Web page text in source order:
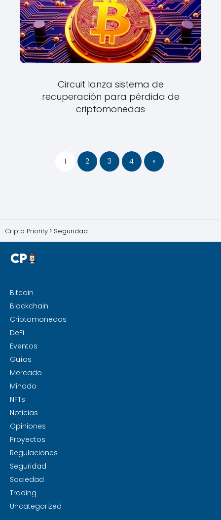
Circuit lanza sistema de
recuperación para pérdida de
criptomonedas
1 2 3 4 »
Cripto Priority Seguridad
Bitcoin
Blockchain
Criptomonedas
DeFi
Eventos
Guías
Mercado
Minado
NFTs
Noticias
Opiniones
Proyectos
Regulaciones
Seguridad
Sociedad
Trading
Uncategorized